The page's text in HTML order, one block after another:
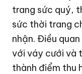
trang sức quý,
sức thời trang
nhận. Điều
với váy cưới và
thành điểm thu